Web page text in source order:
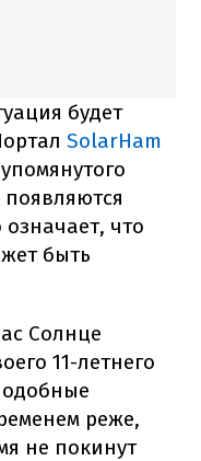
будет
SolarHam
что
быть
Солнце
11-летнего
реже,
не покинут